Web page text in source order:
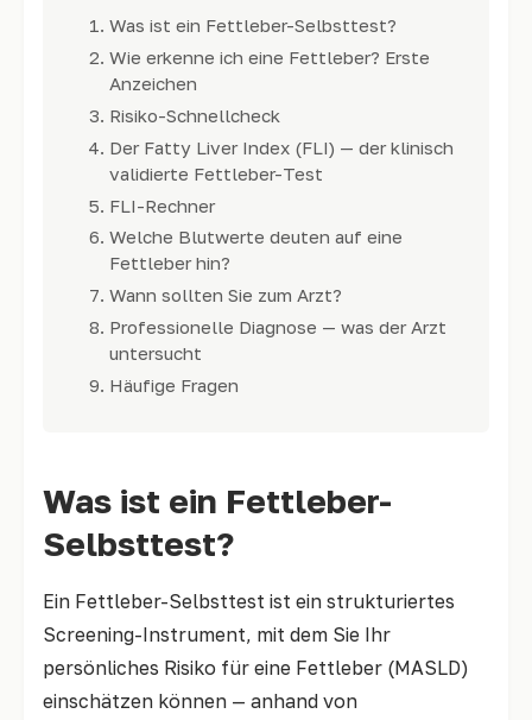
Was ist ein Fettleber-Selbsttest?
Wie erkenne ich eine Fettleber? Erste
Anzeichen
Risiko-Schnellcheck
Der Fatty Liver Index (FLI) — der klinisch
validierte Fettleber-Test
FLI-Rechner
Welche Blutwerte deuten auf eine
Fettleber hin?
Wann sollten Sie zum Arzt?
Professionelle Diagnose — was der Arzt
untersucht
Häufige Fragen
Was ist ein Fettleber-
Selbsttest?
Ein Fettleber-Selbsttest ist ein strukturiertes
Screening-Instrument, mit dem Sie Ihr
persönliches Risiko für eine Fettleber (MASLD)
einschätzen können — anhand von